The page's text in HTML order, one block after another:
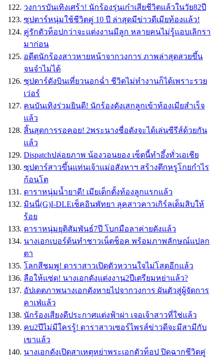
วงการบันเทิงเศร้า! นักร้องรุ่นเก๋าเสียชีวิตแล้วในวัย82ปี
ซุปตาร์หนุ่มใช้ชีวิตคู่ 10 ปี ล่าสุดมีข่าวดีเมียท้องเเล้ว!
คู่รักตัวท็อปกว่าจะแต่งงานมีลูก หลายคนไม่รู้แอบเลิกรา
มาก่อน
อดีตนักร้องสาวหายหน้าจากวงการ ภาพล่าสุดสวยขึ้น
จนจำไม่ได้
ซุปตาร์ดังบินเที่ยวนอกฉ่ำ ชีวิตไม่ทำงานก็ได้เพราะรวย
เว่อร์
คนบันเทิงร่วมยินดี! นักร้องดังเสกลูกเข้าท้องเมียสำเร็จ
แล้ว
สิ้นสุดการรอคอย! 2พระนางชื่อดังจะได้เล่นซีรีส์ด้วยกัน
เเล้ว
Dispatchปล่อยภาพ น้องวอนยอง เซ็ตนี้ทำอึ้งทั่วเอเชีย
ซุปตาร์สาวขึ้นแท่นเจ้าแม่อสังหาฯ สร้างตึกหรูโกยกำไร
ก้อนโต
ดาราหนุ่มน้ำยาดี! เมียเด็กตั้งท้องลูกแรกแล้ว
มินนี่(G)I-DLEเช็คอินพัทยา ลุคสาวคาวเกิร์ลเต็มสิบให้
ร้อย
ดาราหนุ่มยุติสัมพันธ์7ปี โบกมือลาค่ายดังแล้ว
นางเอกเบอร์ต้นทำชาวเน็ตช็อค พร้อมภาพลักษณ์แปลก
ตา
โลกสีชมพู! ดาราสาวเปิดตัวหวานใจไม่โสดอีกแล้ว
ลือให้แซ่ด! นางเอกดังแต่งงาน2ปีเตรียมหย่าแล้ว?
อัปเดตภาพนางเอกดังหายไปจากวงการ ผันตัวสู่ผู้จัดการ
คาเฟ่แล้ว
นักร้องเสียงดีประกาศแต่งฟ้าผ่า เจอเจ้าสาวที่ใช่แล้ว
คบ2ปีไม่มีใครรู้! ดาราสาวเซอร์ไพรส์ข่าวดีจะมีสามีกับ
เขาแล้ว
นางเอกดังเปิดสาเหตุหย่าพระเอกตัวท็อป ปิดฉากชีวิตคู่